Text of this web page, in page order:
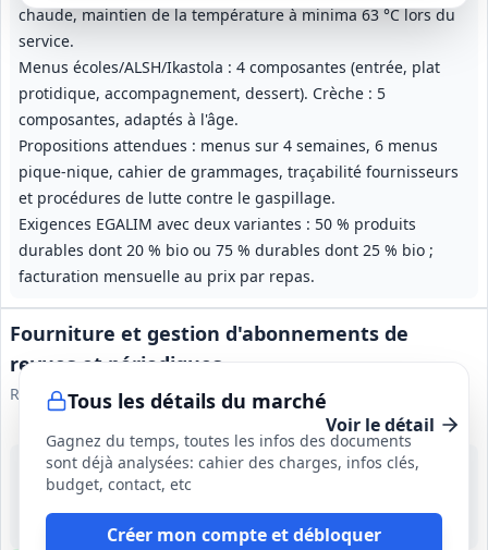
chaude, maintien de la température à minima 63 °C lors du
service.
Menus écoles/ALSH/Ikastola : 4 composantes (entrée, plat
protidique, accompagnement, dessert). Crèche : 5
composantes, adaptés à l'âge.
Propositions attendues : menus sur 4 semaines, 6 menus
pique‑nique, cahier de grammages, traçabilité fournisseurs
et procédures de lutte contre le gaspillage.
Exigences EGALIM avec deux variantes : 50 % produits
durables dont 20 % bio ou 75 % durables dont 25 % bio ;
facturation mensuelle au prix par repas.
Tous les détails du marché
Gagnez du temps, toutes les infos des documents
sont déjà analysées: cahier des charges, infos clés,
budget, contact, etc
Créer mon compte et débloquer
Fourniture et gestion d'abonnements de
revues et périodiques
RESAH - GIP Réseau des Acheteurs Hospitaliers
Voir le détail
17 août 2026
France métropolitaine